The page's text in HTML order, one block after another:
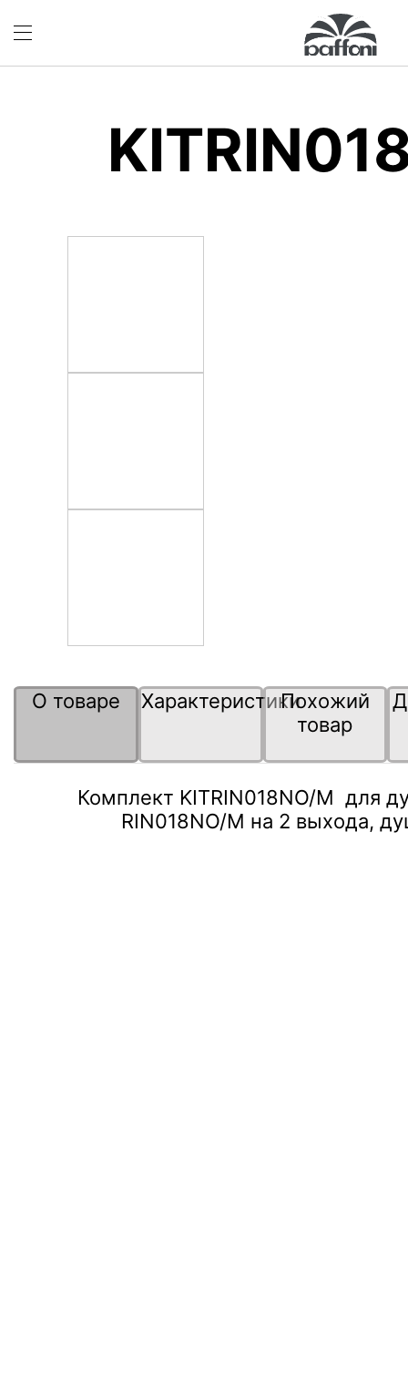
О товаре ХарактеристикиПохожий
товар
Комплект KITRIN018NO/M для
RIN018NO/M на 2 выхода,